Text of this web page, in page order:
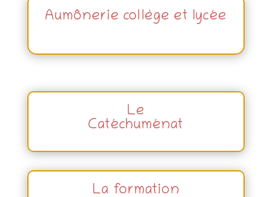
Aumônerie collège et lycée
Le
Catéchuménat
La formation